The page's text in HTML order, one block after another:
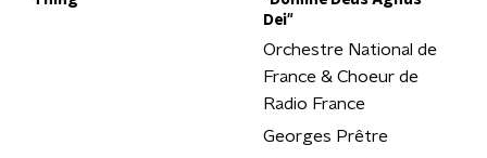
Dei"
Orchestre National de
France & Choeur de
Radio France
Georges Prêtre